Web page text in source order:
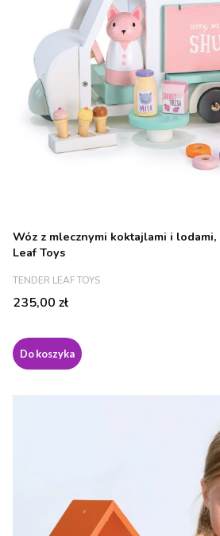
Wóz z mlecznymi koktajlami i
Leaf Toys
PRODUCENT
TENDER LEAF TOYS
Cena
235,00 zł
Do koszyka